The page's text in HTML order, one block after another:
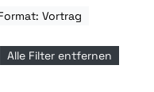
Vortrag
Alle Filter entfernen